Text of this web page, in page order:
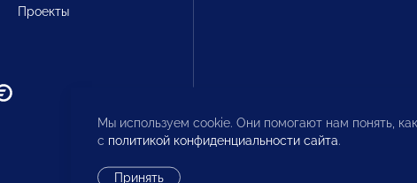
Проекты
Мы используем cookie. Они помогают нам понять,
с политикой конфиденциальности сайта.
Принять